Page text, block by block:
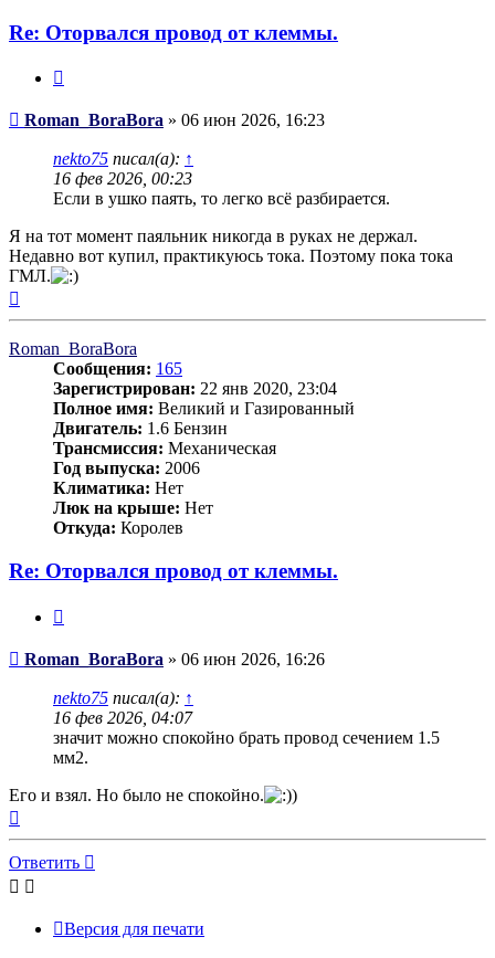
Re: Оторвался провод от клеммы.
Сообщение
Roman_BoraBora » 06 июн 2026, 16:23
nekto75 писал(а): ↑
16 фев 2026, 00:23
Если в ушко паять, то легко всё разбирается.
Я на тот момент паяльник никогда в руках не держал.
Недавно вот купил, практикуюсь тока. Поэтому пока тока
ГМЛ.
Roman_BoraBora
Сообщения: 165
Зарегистрирован: 22 янв 2020, 23:04
Полное имя: Великий и Газированный
Двигатель: 1.6 Бензин
Трансмиссия: Механическая
Год выпуска: 2006
Климатика: Нет
Люк на крыше: Нет
Откуда: Королев
Re: Оторвался провод от клеммы.
Сообщение
Roman_BoraBora » 06 июн 2026, 16:26
nekto75 писал(а): ↑
16 фев 2026, 04:07
значит можно спокойно брать провод сечением 1.5
мм2.
Его и взял. Но было не спокойно.
)
началу
Ответить
Версия для печати